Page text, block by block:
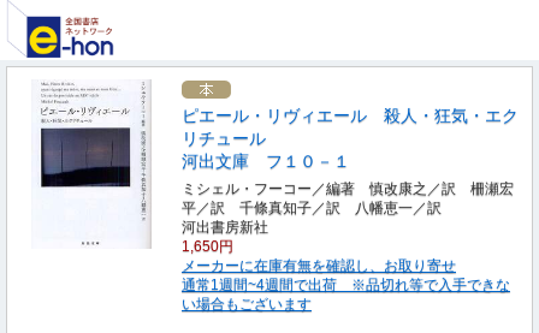
ピエール・リヴィエール 殺人・狂気・エク
リチュール
河出文庫 フ１０－１
ミシェル・フーコー／編著 慎改康之／訳 柵瀬宏
平／訳 千條真知子／訳 八幡恵一／訳
河出書房新社
1,650円
メーカーに在庫有無を確認し、お取り寄せ
通常1週間~4週間で出荷 ※品切れ等で入手できな
い場合もございます